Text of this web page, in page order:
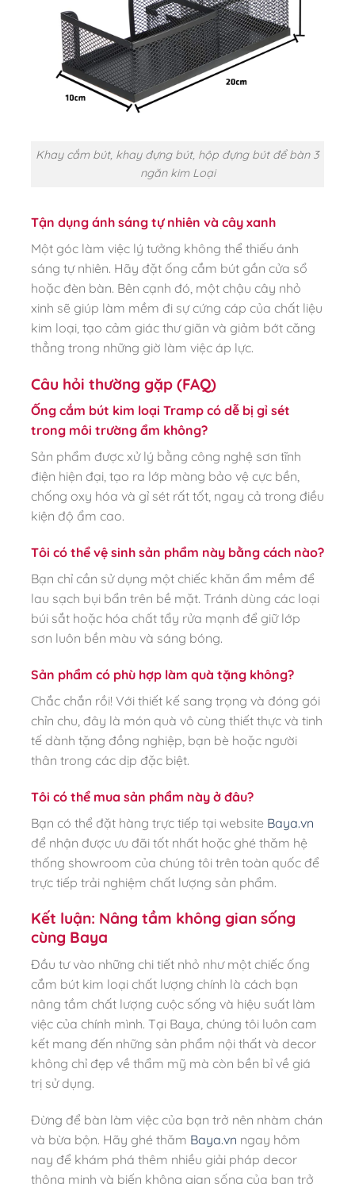
Khay cắm bút, khay đựng bút, hộp đựng bút để bàn 3
ngăn kim Loại
Tận dụng ánh sáng tự nhiên và cây xanh
Một góc làm việc lý tưởng không thể thiếu ánh
sáng tự nhiên. Hãy đặt ống cắm bút gần cửa sổ
hoặc đèn bàn. Bên cạnh đó, một chậu cây nhỏ
xinh sẽ giúp làm mềm đi sự cứng cáp của chất liệu
kim loại, tạo cảm giác thư giãn và giảm bớt căng
thẳng trong những giờ làm việc áp lực.
Câu hỏi thường gặp (FAQ)
Ống cắm bút kim loại Tramp có dễ bị gỉ sét
trong môi trường ẩm không?
Sản phẩm được xử lý bằng công nghệ sơn tĩnh
điện hiện đại, tạo ra lớp màng bảo vệ cực bền,
chống oxy hóa và gỉ sét rất tốt, ngay cả trong điều
kiện độ ẩm cao.
Tôi có thể vệ sinh sản phẩm này bằng cách nào?
Bạn chỉ cần sử dụng một chiếc khăn ẩm mềm để
lau sạch bụi bẩn trên bề mặt. Tránh dùng các loại
búi sắt hoặc hóa chất tẩy rửa mạnh để giữ lớp
sơn luôn bền màu và sáng bóng.
Sản phẩm có phù hợp làm quà tặng không?
Chắc chắn rồi! Với thiết kế sang trọng và đóng gói
chỉn chu, đây là món quà vô cùng thiết thực và tinh
tế dành tặng đồng nghiệp, bạn bè hoặc người
thân trong các dịp đặc biệt.
Tôi có thể mua sản phẩm này ở đâu?
Bạn có thể đặt hàng trực tiếp tại website Baya.vn
để nhận được ưu đãi tốt nhất hoặc ghé thăm hệ
thống showroom của chúng tôi trên toàn quốc để
trực tiếp trải nghiệm chất lượng sản phẩm.
Kết luận: Nâng tầm không gian sống
cùng Baya
Đầu tư vào những chi tiết nhỏ như một chiếc ống
cắm bút kim loại chất lượng chính là cách bạn
nâng tầm chất lượng cuộc sống và hiệu suất làm
việc của chính mình. Tại Baya, chúng tôi luôn cam
kết mang đến những sản phẩm nội thất và decor
không chỉ đẹp về thẩm mỹ mà còn bền bỉ về giá
trị sử dụng.
Đừng để bàn làm việc của bạn trở nên nhàm chán
và bừa bộn. Hãy ghé thăm Baya.vn ngay hôm
nay để khám phá thêm nhiều giải pháp decor
thông minh và biến không gian sống của bạn trở